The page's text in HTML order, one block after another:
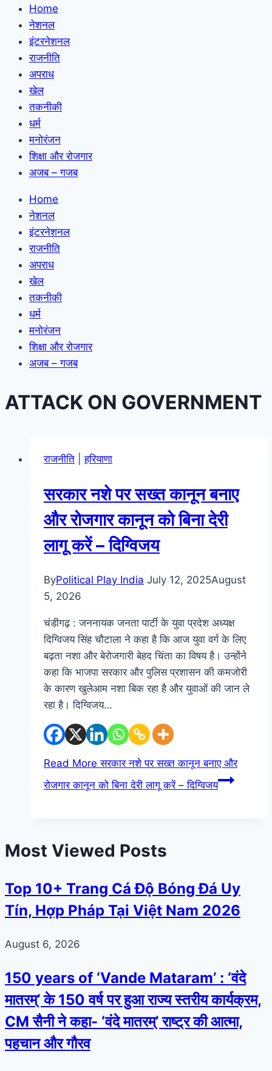
Home
नेशनल
इंटरनेशनल
राजनीति
अपराध
खेल
तकनीकी
धर्म
मनोरंजन
शिक्षा और रोजगार
अजब – गजब
Home
नेशनल
इंटरनेशनल
राजनीति
अपराध
खेल
तकनीकी
धर्म
मनोरंजन
शिक्षा और रोजगार
अजब – गजब
ATTACK ON GOVERNMENT
राजनीति |हरियाणा
सरकार नशे पर सख्त कानून बनाए
और रोजगार कानून को बिना देरी
लागू करें – दिग्विजय
ByPolitical Play India July 12, 2025August
5, 2026
चंडीगढ़ : जननायक जनता पार्टी के युवा प्रदेश अध्यक्ष
दिग्विजय सिंह चौटाला ने कहा है कि आज युवा वर्ग के लिए
बढ़ता नशा और बेरोजगारी बेहद चिंता का विषय है। उन्होंने
कहा कि भाजपा सरकार और पुलिस प्रशासन की कमजोरी
के कारण खुलेआम नशा बिक रहा है और युवाओं की जान ले
रहा है। दिग्विजय…
Read More सरकार नशे पर सख्त कानून बनाए और
रोजगार कानून को बिना देरी लागू करें – दिग्विजय
Most Viewed Posts
Top 10+ Trang Cá Độ Bóng Đá Uy
Tín, Hợp Pháp Tại Việt Nam 2026
August 6, 2026
150 years of ‘Vande Mataram’ : ‘वंदे
मातरम्’ के 150 वर्ष पर हुआ राज्य स्तरीय कार्यक्रम,
CM सैनी ने कहा- ‘वंदे मातरम्’ राष्ट्र की आत्मा,
पहचान और गौरव